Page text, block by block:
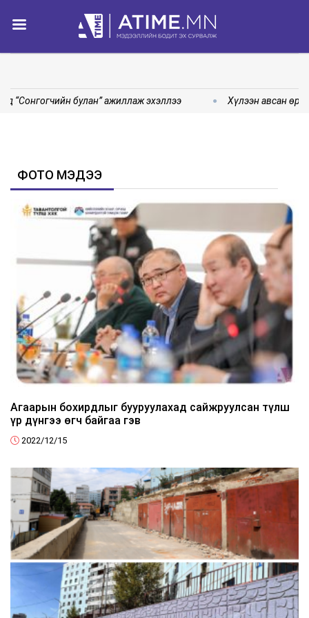
“Сонгогчийн булан” ажиллаж эхэллээ Хүлээн авсан
ФОТО МЭДЭЭ
Агаарын бохирдлыг бууруулахад сайжруулсан түлш
үр дүнгээ өгч байгаа гэв
2022/12/15